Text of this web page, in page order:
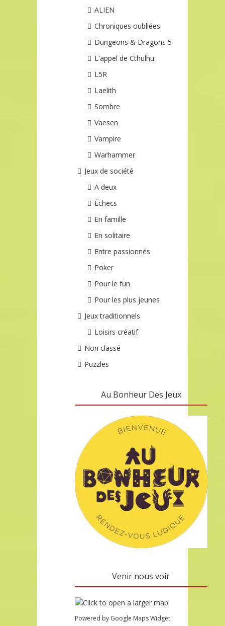
ALIEN
Chroniques oubliées
Dungeons & Dragons 5
L'appel de Cthulhu.
L5R
Laelith
Sombre
Vaesen
Vampire
Warhammer
Jeux de société
A deux
Échecs
En famille
En solitaire
Entre passionnés
Poker
Pour le fun
Pour les plus jeunes
Jeux traditionnels
Loisirs créatif
Non classé
Puzzles
Au Bonheur Des Jeux
Venir nous voir
Powered by Google Maps Widget